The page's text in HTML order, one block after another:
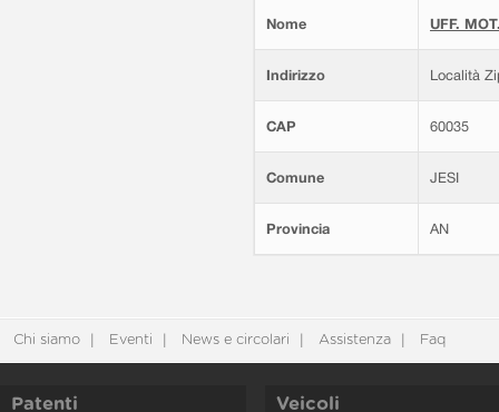
Nome UFF.
Indirizzo Località
CAP 60035
Comune JESI
Provincia AN
Chi siamo Eventi News e circolari Assistenza Faq
Patenti Veicoli